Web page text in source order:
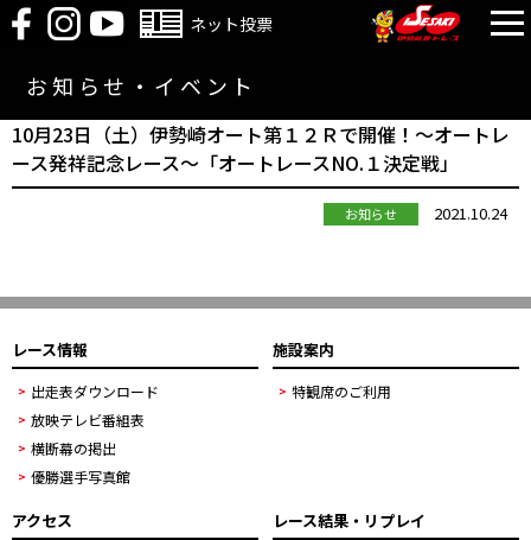
ネット投票
お知らせ・イベント
10月23日（土）伊勢崎オート第１２Ｒで開催！～オートレ
ース発祥記念レース～「オートレースNO.１決定戦」
お知らせ 2021.10.24
レース情報
出走表ダウンロード
放映テレビ番組表
横断幕の掲出
優勝選手写真館
施設案内
特観席のご利用
アクセス レース結果・リプレイ